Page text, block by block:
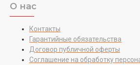
О нас
Контакты
Гарантийные обязательства
Договор публичной оферты
Соглашение на обработку